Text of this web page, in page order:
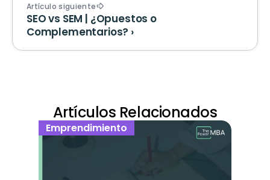
Artículo siguiente
SEO vs SEM | ¿Opuestos o
Complementarios? ›
Artículos Relacionados
Emprendimiento